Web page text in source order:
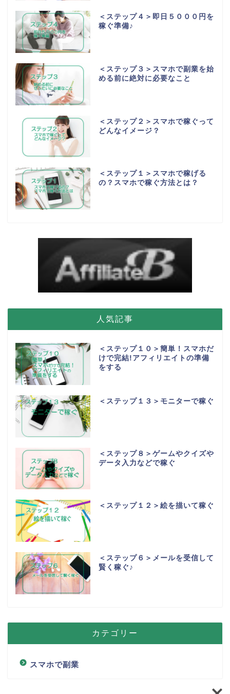
＜ステップ４＞即日５０００円を
稼ぐ準備♪
＜ステップ３＞スマホで副業を始
める前に絶対に必要なこと
＜ステップ２＞スマホで稼ぐって
どんなイメージ？
＜ステップ１＞スマホで稼げる
の？スマホで稼ぐ方法とは？
人気記事
＜ステップ１０＞簡単！スマホだ
けで完結!アフィリエイトの準備
をする
＜ステップ１３＞モニターで稼ぐ
＜ステップ８＞ゲームやクイズや
データ入力などで稼ぐ
＜ステップ１２＞絵を描いて稼ぐ
＜ステップ６＞メールを受信して
賢く稼ぐ♪
カテゴリー
スマホで副業